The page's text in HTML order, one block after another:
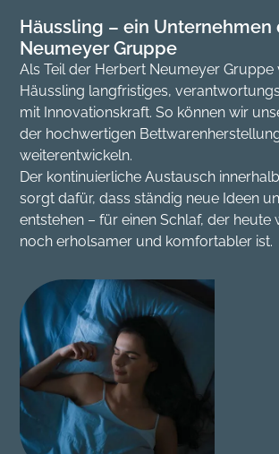
Häussling – ein Unternehmen
Neumeyer Gruppe
Als Teil der Herbert Neumeyer Gruppe
Häussling langfristiges,
mit Innovationskraft. So können wir
der hochwertigen
weiterentwickeln.
Der kontinuierliche Austausch
sorgt dafür, dass ständig neue Ideen
entstehen – für einen Schlaf, der heute
noch erholsamer und komfortabler ist.